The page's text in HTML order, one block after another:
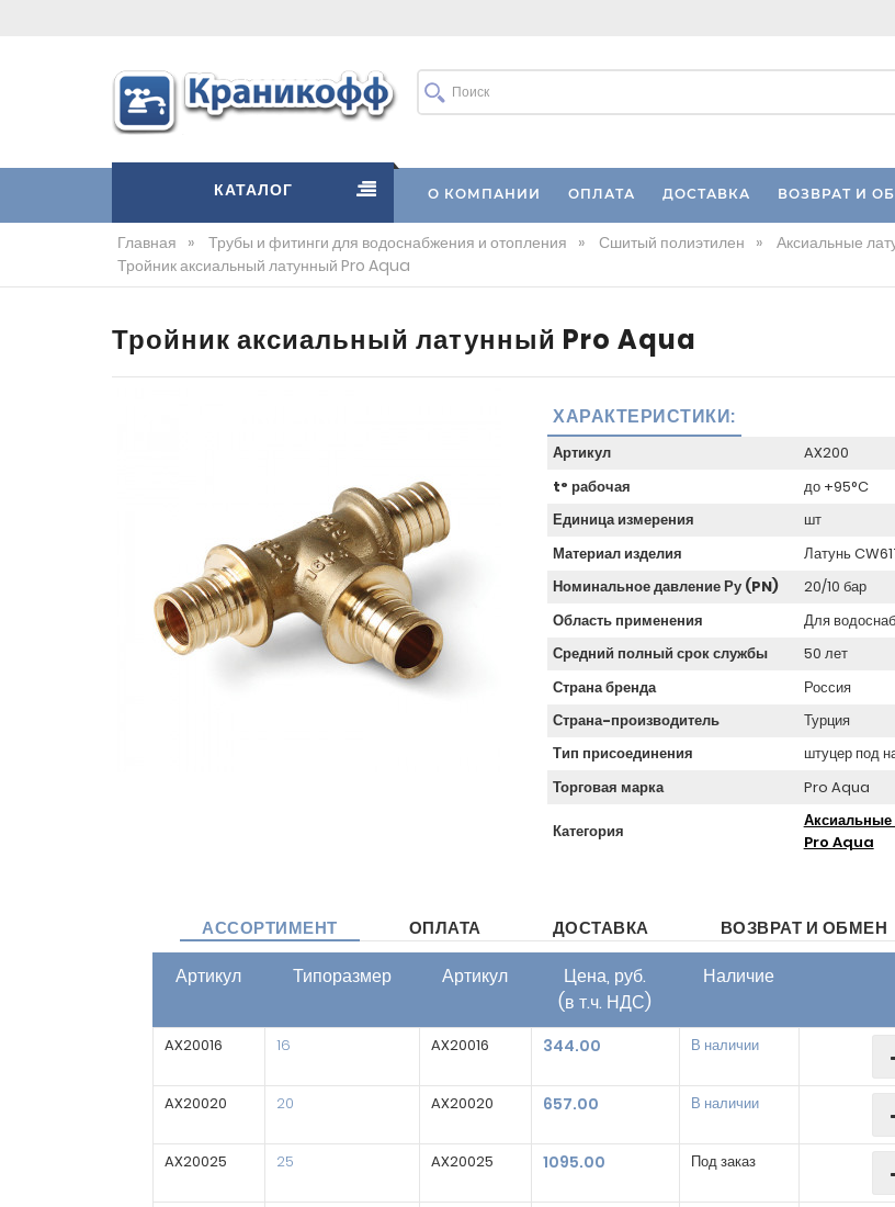
КАТАЛОГ О КОМПАНИИ ОПЛАТА ДОСТАВКА ВОЗВРАТ И
Главная » Трубы и фитинги для водоснабжения и отопления » Сшитый полиэтилен » Аксиальные
Тройник аксиальный латунный Pro Aqua
Тройник аксиальный латунный Pro Aqua
ХАРАКТЕРИСТИКИ:
Артикул
AX200
t° рабочая
до +95°C
Единица измерения
шт
Материал изделия
Латунь
Номинальное давление Ру (PN)
20/10 бар
Область применения
Для
Средний полный срок службы
50 лет
Страна бренда
Россия
Страна-производитель
Турция
Тип присоединения
штуцер под
Торговая марка
Pro Aqua
Категория
Аксиальные
Pro Aqua
АССОРТИМЕНТ ОПЛАТА ДОСТАВКА ВОЗВРАТ И ОБМЕН
Артикул Типоразмер Артикул
Цена, руб.
(в т.ч. НДС)
Наличие
AX20016 16 AX20016 344.00 В наличии
AX20020 20 AX20020 657.00 В наличии
AX20025 25 AX20025 1095.00 Под заказ